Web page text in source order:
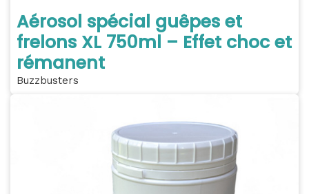
Aérosol spécial guêpes et
frelons XL 750ml – Effet choc et
rémanent
Buzzbusters